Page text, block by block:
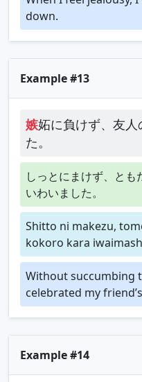
down.
Example #13
嫉妬に負けず、友
た。
しっとにまけず、と
いわいました。
Shitto ni makezu,
kokoro kara
Without succumbing
celebrated my
Example #14